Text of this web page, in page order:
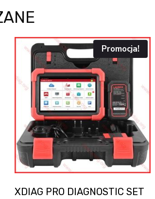
Promocja!
XDIAG PRO DIAGNOSTIC SET